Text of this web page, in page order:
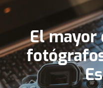
El mayor